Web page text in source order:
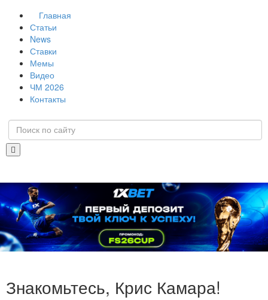
Главная
Статьи
News
Ставки
Мемы
Видео
ЧМ 2026
Контакты
Знакомьтесь, Крис Камара!